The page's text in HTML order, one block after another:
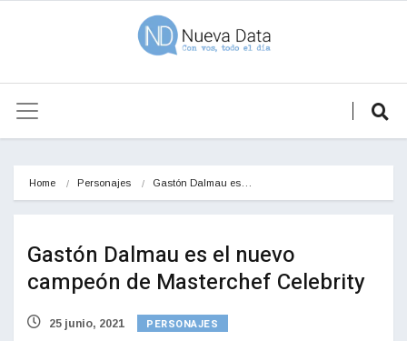
Home Personajes Gastón Dalmau es…
Gastón Dalmau es el nuevo
campeón de Masterchef Celebrity
25 junio, 2021 PERSONAJES